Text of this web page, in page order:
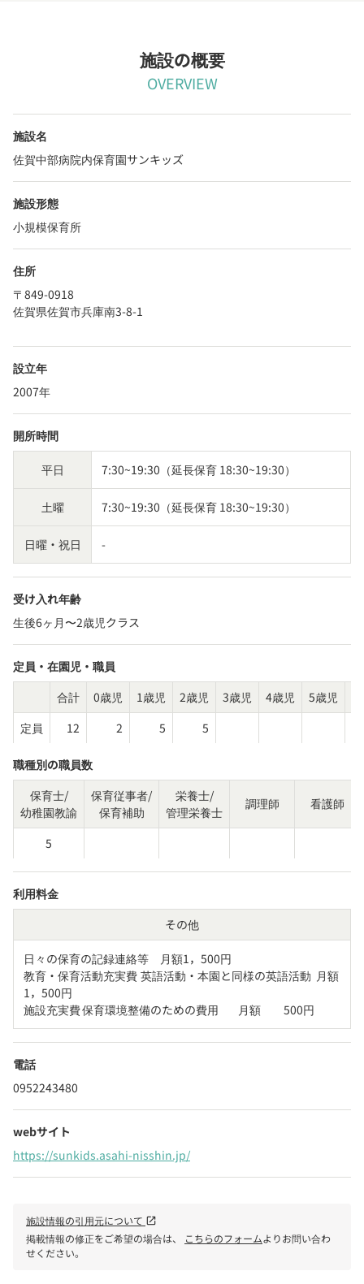
施設の概要
OVERVIEW
施設名
佐賀中部病院内保育園サンキッズ
施設形態
小規模保育所
住所
〒849-0918
佐賀県佐賀市兵庫南3-8-1
設立年
2007年
開所時間
平日 7:30~19:30（延長保育 18:30~19:30）
土曜 7:30~19:30（延長保育 18:30~19:30）
日曜・祝日 -
受け入れ年齢
生後6ヶ月〜2歳児クラス
定員・在園児・職員
合計
0歳児 1歳児 2歳児 3歳児 4歳児 5歳児
定員
12 2 5 5
職種別の職員数
保育士/
幼稚園教諭
保育従事者/
保育補助
栄養士/
管理栄養士
調理師 看護師
5
利用料金
その他
日々の保育の記録連絡等	月額1，500円
教育・保育活動充実費	英語活動・本園と同様の英語活動	月額
1，500円
施設充実費	保育環境整備のための費用	月額　　500円
電話
0952243480
webサイト
https://sunkids.asahi-nisshin.jp/
施設情報の引用元について open_in_new
掲載情報の修正をご希望の場合は、 こちらのフォームよりお問い合わ
せください。